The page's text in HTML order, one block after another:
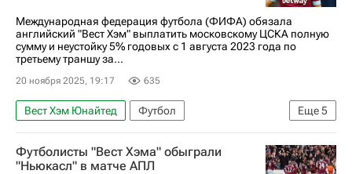
Трансферы в РПЛ
скандал Вокруг спорта
Международная федерация футбола (ФИФА) обязала
английский "Вест Хэм" выплатить московскому ЦСКА полную
сумму и неустойку 5% годовых с 1 августа 2023 года по
третьему траншу за...
20 ноября 2025, 19:17 635
Еще5
Вест Хэм Юнайтед
Футбол
Никола Влашич
ПФК ЦСКА
Атлетико Минейро
Бруно Фукс
Футболисты "Вест Хэма" обыграли
"Ньюкасл" в матче АПЛ